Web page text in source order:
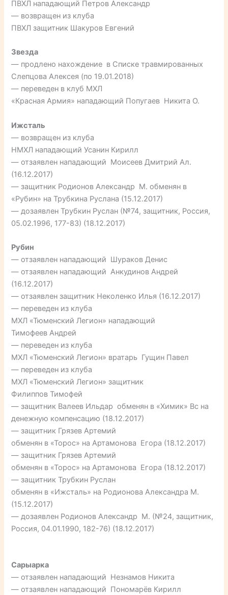
ПВХЛ нападающий Петров Александр
— возвращен из клуба
ПВХЛ защитник Шакуров Евгений
Звезда
— продлено нахождение в Списке травмированных
Слепцова Алексея (по 19.01.2018)
— переведен в клуб МХЛ
«Красная Армия» нападающий Попугаев Никита О.
Ижсталь
— возвращен из клуба
НМХЛ нападающий Усанин Кирилл
— отзаявлен нападающий Моисеев Дмитрий Ал.
(16.12.2017)
— защитник Родионов Александр М. обменян в
«Рубин» на Трубкина Руслана (15.12.2017)
— дозаявлен Трубкин Руслан (№74, защитник, Россия,
05.02.1996, 177-83) (18.12.2017)
Рубин
— отзаявлен нападающий Шураков Денис
— отзаявлен нападающий Анкудинов Андрей
(16.12.2017)
— отзаявлен защитник Неколенко Илья (16.12.2017)
— переведен из клуба
МХЛ «Тюменский Легион» нападающий
Тимофеев Андрей
— переведен из клуба
МХЛ «Тюменский Легион» вратарь Гущин Павел
— переведен из клуба
МХЛ «Тюменский Легион» защитник
Филиппов Тимофей
— защитник Валеев Ильдар обменян в «Химик» Вс на
денежную компенсацию (18.12.2017)
— защитник Грязев Артемий
обменян в «Торос» на Артамонова Егора (18.12.2017)
— защитник Грязев Артемий
обменян в «Торос» на Артамонова Егора (18.12.2017)
— защитник Трубкин Руслан
обменян в «Ижсталь» на Родионова Александра М.
(15.12.2017)
— дозаявлен Родионов Александр М. (№24, защитник,
Россия, 04.01.1990, 182-76) (18.12.2017)
Сарыарка
— отзаявлен нападающий Незнамов Никита
— отзаявлен нападающий Пономарёв Кирилл